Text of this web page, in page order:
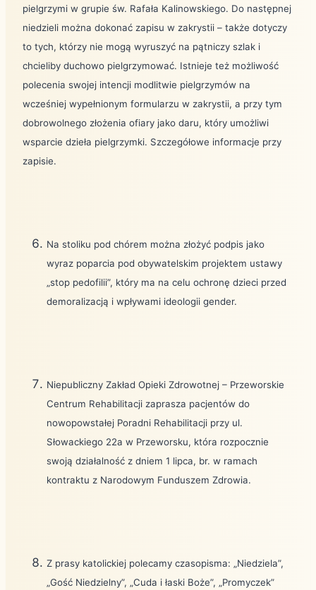
pielgrzymi w grupie św. Rafała Kalinowskiego. Do następnej
niedzieli można dokonać zapisu w zakrystii – także dotyczy
to tych, którzy nie mogą wyruszyć na pątniczy szlak i
chcieliby duchowo pielgrzymować. Istnieje też możliwość
polecenia swojej intencji modlitwie pielgrzymów na
wcześniej wypełnionym formularzu w zakrystii, a przy tym
dobrowolnego złożenia ofiary jako daru, który umożliwi
wsparcie dzieła pielgrzymki. Szczegółowe informacje przy
zapisie.
Na stoliku pod chórem można złożyć podpis jako
wyraz poparcia pod obywatelskim projektem ustawy
„stop pedofilii”, który ma na celu ochronę dzieci przed
demoralizacją i wpływami ideologii gender.
Niepubliczny Zakład Opieki Zdrowotnej – Przeworskie
Centrum Rehabilitacji zaprasza pacjentów do
nowopowstałej Poradni Rehabilitacji przy ul.
Słowackiego 22a w Przeworsku, która rozpocznie
swoją działalność z dniem 1 lipca, br. w ramach
kontraktu z Narodowym Funduszem Zdrowia.
Z prasy katolickiej polecamy czasopisma: „Niedziela”,
„Gość Niedzielny”, „Cuda i łaski Boże”, „Promyczek”